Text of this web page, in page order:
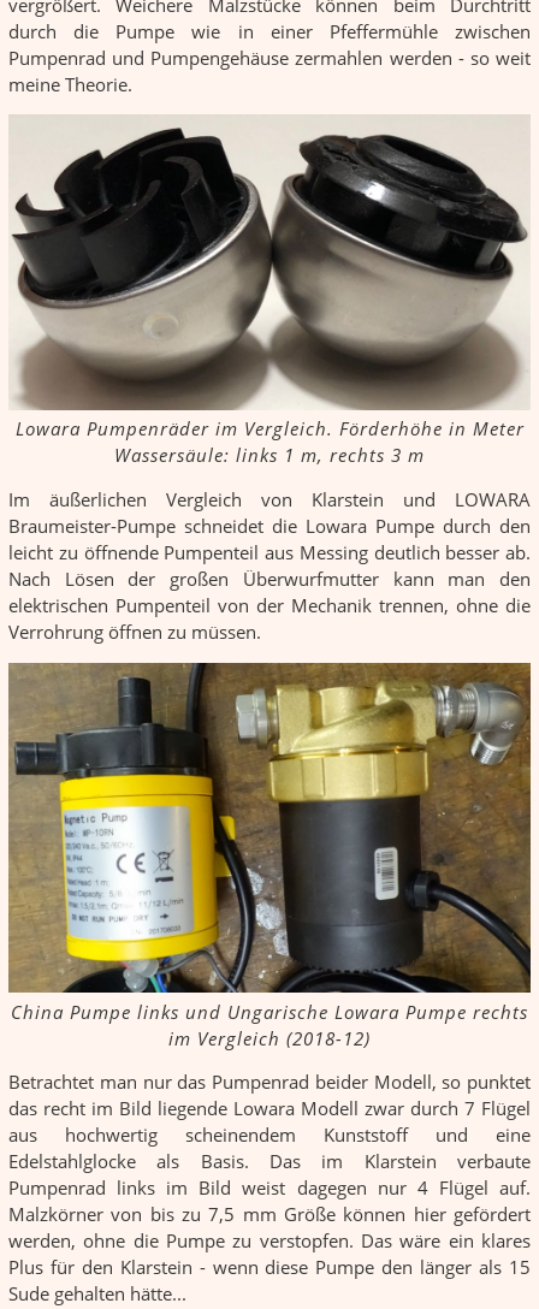
durch die Pumpe wie in einer Pfeffermühle zwischen
Pumpenrad und Pumpengehäuse zermahlen werden - so weit
meine Theorie.
Lowara Pumpenräder im Vergleich. Förderhöhe in Meter
Wassersäule: links 1 m, rechts 3 m
Im äußerlichen Vergleich von Klarstein und LOWARA
Braumeister-Pumpe schneidet die Lowara Pumpe durch den
leicht zu öffnende Pumpenteil aus Messing deutlich besser ab.
Nach Lösen der großen Überwurfmutter kann man den
elektrischen Pumpenteil von der Mechanik trennen, ohne die
Verrohrung öffnen zu müssen.
China Pumpe links und Ungarische Lowara Pumpe rechts
im Vergleich (2018-12)
Betrachtet man nur das Pumpenrad beider Modell, so punktet
das recht im Bild liegende Lowara Modell zwar durch 7 Flügel
aus hochwertig scheinendem Kunststoff und eine
Edelstahlglocke als Basis. Das im Klarstein verbaute
Pumpenrad links im Bild weist dagegen nur 4 Flügel auf.
Malzkörner von bis zu 7,5 mm Größe können hier gefördert
werden, ohne die Pumpe zu verstopfen. Das wäre ein klares
Plus für den Klarstein - wenn diese Pumpe den länger als 15
Sude gehalten hätte...